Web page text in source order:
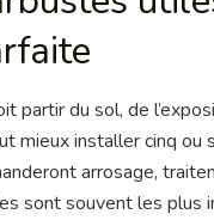
partir du sol, de
mieux installer cinq
arrosage,
sont souvent les plus